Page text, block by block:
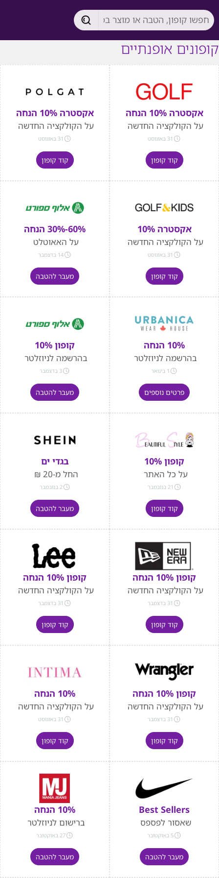
קופונים אופנתיים
אקסטרה 10% הנחה
על הקולקציה החדשה
31 באוגוסט
קוד קופון
אקסטרה 10% הנחה
על הקולקציה החדשה
31 באוגוסט
קוד קופון
אקסטרה 10%
על הקולקציה החדשה
31 באוגוסט
קוד קופון
60%-30% הנחה
על האאוטלט
14 בדצמבר
מעבר להטבה
10% הנחה
בהרשמה לניוזלטר
1 בינואר
פרטים נוספים
קופון 10%
בהרשמה לניוזלטר
3 בדצמבר
מעבר להטבה
קופון 10%
על כל האתר
21 בנובמבר
קוד קופון
בגדי ים
החל מ-20 ₪
2 בנובמבר
מעבר להטבה
קופון 10% הנחה
על הקולקציה החדשה
31 בדצמבר
קוד קופון
קופון 10% הנחה
על הקולקציה החדשה
31 בדצמבר
קוד קופון
קופון 10% הנחה
על הקולקציה החדשה
31 בדצמבר
קוד קופון
10% הנחה
על הקולקציה החדשה
31 באוגוסט
קוד קופון
Best Sellers
שאסור לפספס
5 באוקטובר
מעבר להטבה
10% הנחה
ברישום לניוזלטר
27 באוקטובר
מעבר להטבה